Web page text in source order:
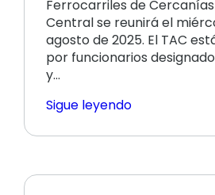
Ferrocarriles de
Central se reunirá el
agosto de 2025. El TAC
por funcionarios
y…
Sigue leyendo